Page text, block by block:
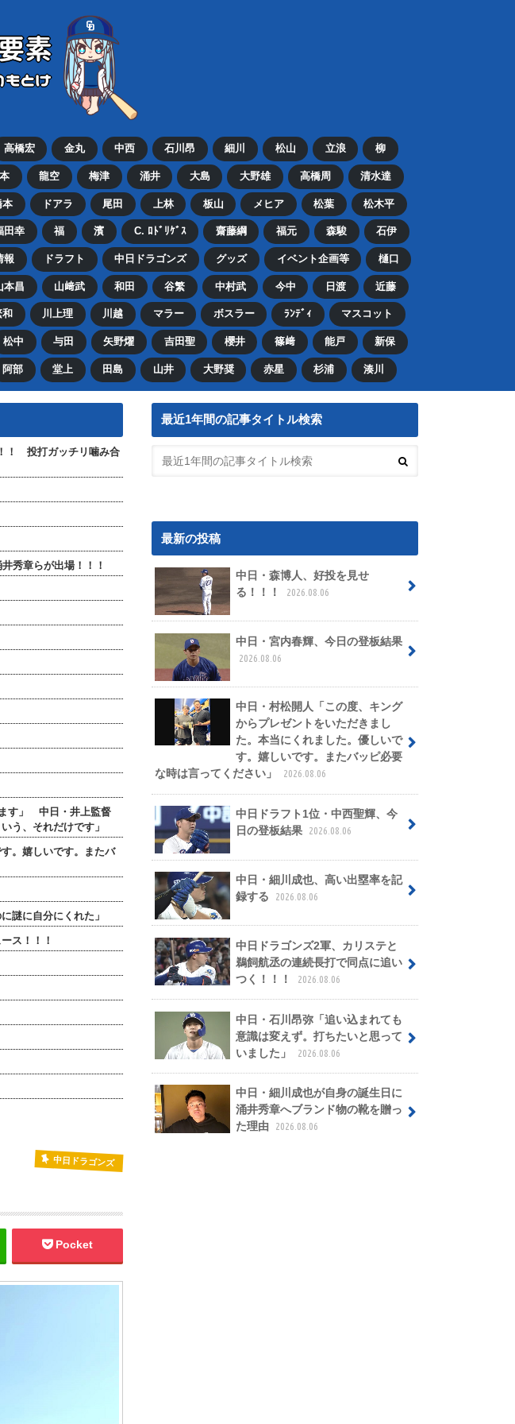
高橋宏 金丸 中西 石川昂 細川 松山 立浪 柳
龍空 梅津 涌井 大島 大野雄 高橋周 清水達
本 ドアラ 尾田 上林 板山 メヒア 松葉 松木平
田幸 福 濱 C. ﾛﾄﾞﾘｹﾞｽ 齋藤綱 福元 森駿 石伊
報 ドラフト 中日ドラゴンズ グッズ イベント企画等 樋口
本昌 山﨑武 和田 谷繁 中村武 今中 日渡 近藤
和 川上理 川越 マラー ボスラー ﾗﾝﾃﾞｨ マスコット
松中 与田 矢野燿 吉田聖 櫻井 篠﨑 能戸 新保
阿部 堂上 田島 山井 大野奨 赤星 杉浦 湊川
！ 投打ガッチリ噛み合
秀章らが出場！！！
す」 中日・井上監督
う、それだけです」
。嬉しいです。またバ
謎に自分にくれた」
ス！！！
中日ドラゴンズ
Pocket
最近1年間の記事タイトル検索
最新の投稿
中日・森博人、好投を見せ
る！！！
2026.08.06
中日・宮内春輝、今日の登板結果
2026.08.06
中日・村松開人「この度、キング
からプレゼントをいただきまし
た。本当にくれました。優しいで
す。嬉しいです。またバッピ必要
な時は言ってください」
2026.08.06
中日ドラフト1位・中西聖輝、今
日の登板結果
2026.08.06
中日・細川成也、高い出塁率を記
録する
2026.08.06
中日ドラゴンズ2軍、カリステと
鵜飼航丞の連続長打で同点に追い
つく！！！
2026.08.06
中日・石川昂弥「追い込まれても
意識は変えず。打ちたいと思って
いました」
2026.08.06
中日・細川成也が自身の誕生日に
涌井秀章へブランド物の靴を贈っ
た理由
2026.08.06